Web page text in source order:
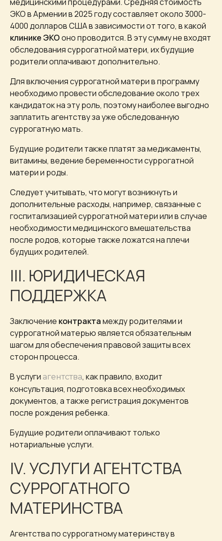
ЭКО в Армении в 2025 году составляет около 3000-
4000 долларов США в зависимости от того, в какой
клинике ЭКОоно проводится. В эту сумму не входят
обследования суррогатной матери, их будущие
родители оплачивают дополнительно.
Для включения суррогатной матери в программу
необходимо провести обследование около трех
кандидаток на эту роль, поэтому наиболее выгодно
заплатить агентству за уже обследованную
суррогатную мать.
Будущие родители также платят за медикаменты,
витамины, ведение беременности суррогатной
матери и роды.
Следует учитывать, что могут возникнуть и
дополнительные расходы, например, связанные с
госпитализацией суррогатной матери или в случае
необходимости медицинского вмешательства
после родов, которые также ложатся на плечи
будущих родителей.
III. ЮРИДИЧЕСКАЯ
ПОДДЕРЖКА
Заключение контрактамежду родителями и
суррогатной матерью является обязательным
шагом для обеспечения правовой защиты всех
сторон процесса.
В услуги агентства, как правило, входит
консультация, подготовка всех необходимых
документов, а также регистрация документов
после рождения ребенка.
Будущие родители оплачивают только
нотариальные услуги.
IV. УСЛУГИ АГЕНТСТВА
СУРРОГАТНОГО
МАТЕРИНСТВА
Агентства по суррогатному материнству в